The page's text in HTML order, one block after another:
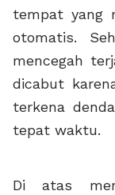
tempat yang
otomatis.
mencegah
dicabut
terkena
tepat waktu.
Di atas